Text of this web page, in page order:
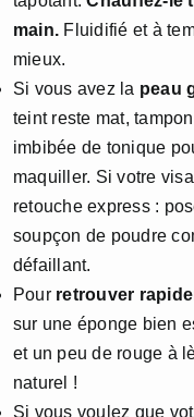
main. Fluidifié et à
mieux.
Si vous avez la peau
teint reste mat,
imbibée de tonique
maquiller. Si votre
retouche express :
soupçon de poudre
défaillant.
Pour retrouver
sur une éponge bien
et un peu de rouge à
naturel !
Si vous voulez que